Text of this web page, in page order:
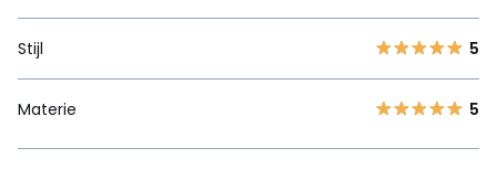
Stijl 5
Materie 5